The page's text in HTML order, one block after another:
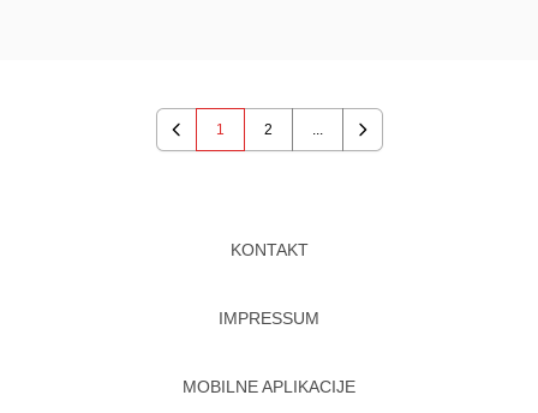
Previous
1 2 ...
Next
KONTAKT
IMPRESSUM
MOBILNE APLIKACIJE